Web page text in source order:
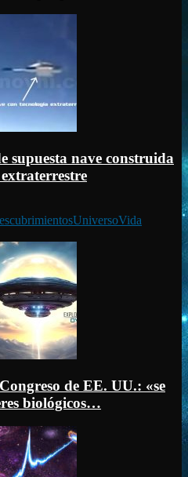
supuesta nave construida
UniversoVida
de EE. UU.: «se
biológicos…